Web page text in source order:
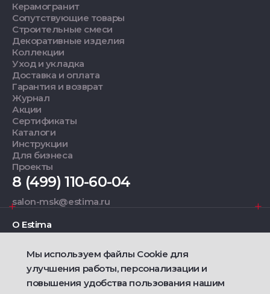
Керамогранит
Сопутствующие товары
Строительные смеси
Декоративные изделия
Коллекции
Уход и укладка
Доставка и оплата
Гарантия и возврат
Журнал
Акции
Сертификаты
Каталоги
Инструкции
Для бизнеса
Проекты
8 (499) 110-60-04
salon-msk@estima.ru
О Estima
Дизайнерам
Мы используем файлы Cookie для
улучшения работы, персонализации и
повышения удобства пользования нашим